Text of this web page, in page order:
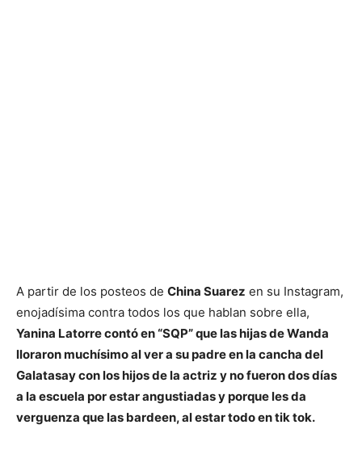
A partir de los posteos de China Suarez en su Instagram,
enojadísima contra todos los que hablan sobre ella,
Yanina Latorre contó en “SQP” que las hijas de Wanda
lloraron muchísimo al ver a su padre en la cancha del
Galatasay con los hijos de la actriz y no fueron dos días
a la escuela por estar angustiadas y porque les da
verguenza que las bardeen, al estar todo en tik tok.